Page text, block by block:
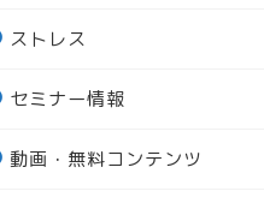
ストレス
セミナー情報
動画・無料コンテンツ